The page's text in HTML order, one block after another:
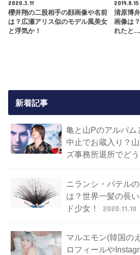
2020.3.11
櫻井翔の二股相手の顔画像や名前
は？広瀬アリス似のモデル風美女
と浮気か！
2019.8.15
清原博
画像は
れたと…
新着記事
亀と山Pのアルバム
中止でお蔵入り？
ズ事務所退所でど
ニランシ・パテル
は？世界一髪の長
ド少女！
2020.11.10
マルエモン(韓国の
ロフィールや